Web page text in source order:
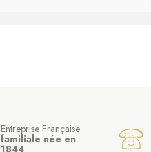
Entreprise Française
familiale née en
1844